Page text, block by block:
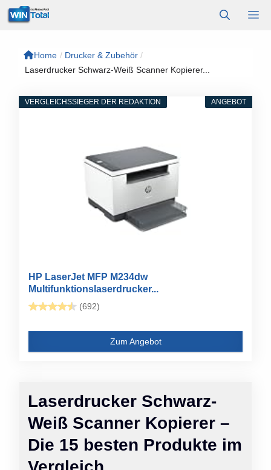
Zum
Inhalt
Home / Drucker & Zubehör /
Laserdrucker Schwarz-Weiß Scanner Kopierer...
Laserdrucker Schwarz-
Weiß Scanner Kopierer –
Die 15 besten Produkte im
ANGEBOT
VERGLEICHSSIEGER DER REDAKTION
HP LaserJet MFP M234dw
Multifunktionslaserdrucker...
(692)
Zum Angebot